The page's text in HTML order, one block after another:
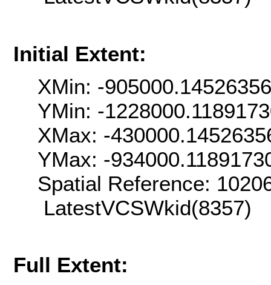
Initial Extent:
XMin: -
YMin: -
XMax: -
YMax: -
Spatial Reference:
LatestVCSWkid(8357)
Full Extent: